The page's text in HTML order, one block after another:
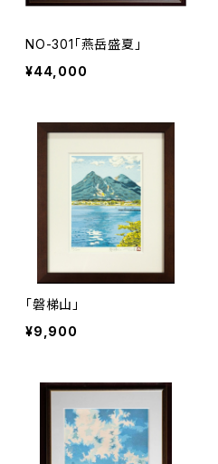
NO-301「燕岳盛夏」
¥44,000
「磐梯山」
¥9,900